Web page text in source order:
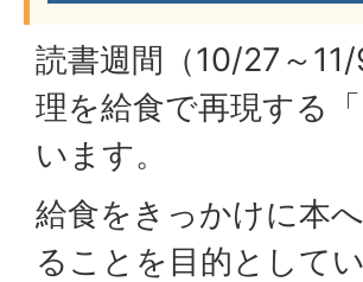
読書週間（10/27～
理を給食で再現する
います。
給食をきっかけに本
ることを目的としてい